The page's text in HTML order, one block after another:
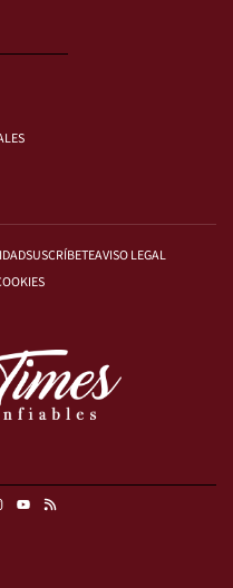
SUSCRÍBETEAVISO LEGAL
Instagram